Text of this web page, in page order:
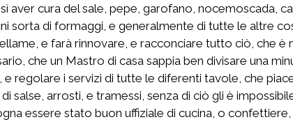
aver cura del sale, pepe, garofano, nocemoscada,
sorta di formaggi, e generalmente di tutte le altre
e farà rinnovare, e racconciare tutto ciò, che
che un Mastro di casa sappia ben divisare una
e regolare i servizi di tutte le diferenti tavole, che
salse, arrosti, e tramessi, senza di ciò gli è
essere stato buon uffiziale di cucina, o